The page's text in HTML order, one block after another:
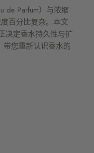
de Parfum）与浓缩
百分比复杂。本文
决定香水持久性与扩
您重新认识香水的